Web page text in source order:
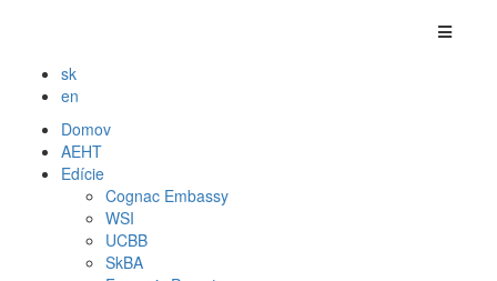
sk
en
Domov
AEHT
Edície
Cognac Embassy
WSI
UCBB
SkBA